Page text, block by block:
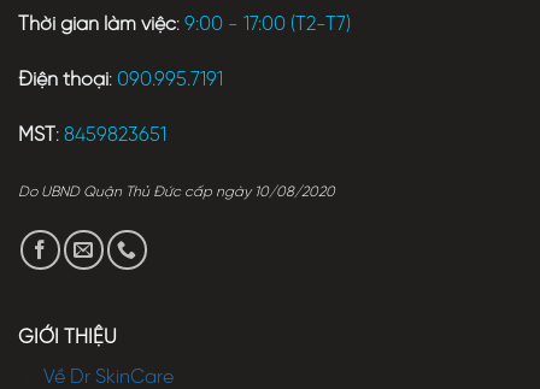
Thời gian làm việc: 9:00 - 17:00 (T2-T7)
Điện thoại: 090.995.7191
MST : 8459823651
Do UBND Quận Thủ Đức cấp ngày 10/08/2020
GIỚI THIỆU
Về Dr SkinCare